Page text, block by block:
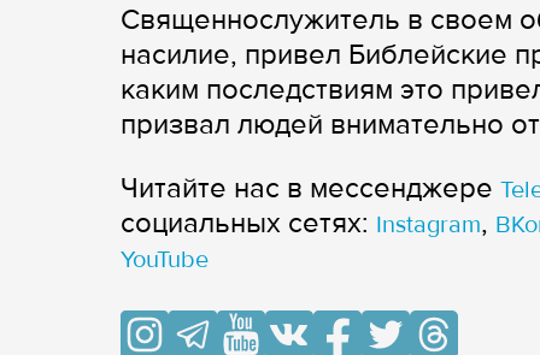
Священнослужитель в своем
насилие, привел Библейские
каким последствиям это
призвал людей внимательно
Читайте нас в мессенджере
cоциальных сетях: Instagram,
YouTube